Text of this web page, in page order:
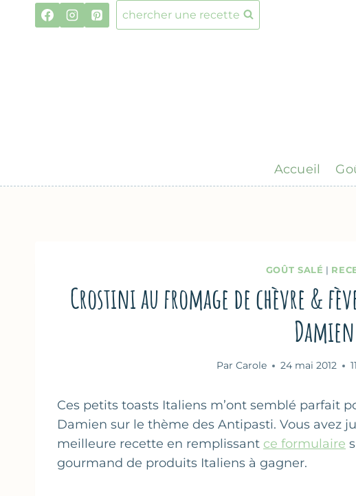
chercher une recette
Accueil
GOÛT SALÉ |
Crostini au fromage de chèvre &
Damien
Par Carole 24 mai 2012
Ces petits toasts Italiens m’ont semblé parfait
Damien sur le thème des Antipasti. Vous avez
meilleure recette en remplissant ce formulaire
gourmand de produits Italiens à gagner.